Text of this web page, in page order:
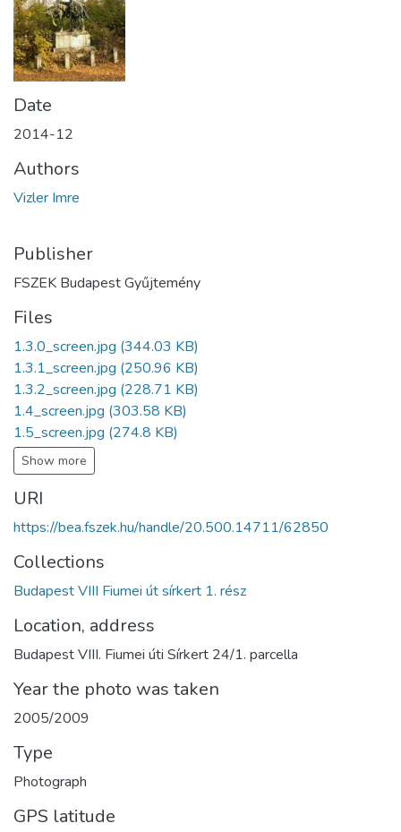
Date
2014-12
Authors
Vizler Imre
Publisher
FSZEK Budapest Gyűjtemény
Files
1.3.0_screen.jpg (344.03 KB)
1.3.1_screen.jpg (250.96 KB)
1.3.2_screen.jpg (228.71 KB)
1.4_screen.jpg (303.58 KB)
1.5_screen.jpg (274.8 KB)
Show more
URI
https://bea.fszek.hu/handle/20.500.14711/62850
Collections
Budapest VIII Fiumei út sírkert 1. rész
Location, address
Budapest VIII. Fiumei úti Sírkert 24/1. parcella
Year the photo was taken
2005/2009
Type
Photograph
GPS latitude